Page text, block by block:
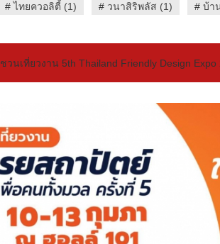
#ไทยควอลิตี้ (1) # วนาสิริพลัส (1) # บ้า
ชวนเที่ยวงาน 5th Thailand Friendly Design